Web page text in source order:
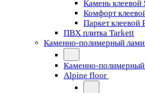
Камень клеевой
Комфорт
Паркет клеевой
ПВХ плитка Tarkett
Каменно-полимерный
Каменно-полимерный
Alpine floor